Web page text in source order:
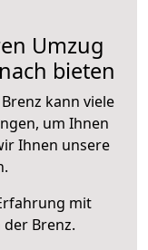
Umzug
bieten
kann viele
um Ihnen
Ihnen unsere
mit
der Brenz.